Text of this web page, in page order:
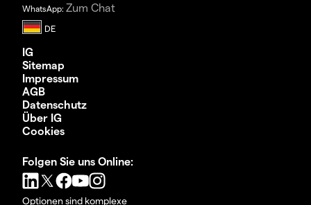
WhatsApp: Zum Chat
IG
Sitemap
Impressum
AGB
Datenschutz
Über IG
Cookies
Folgen Sie uns Online:
Optionen sind komplexe